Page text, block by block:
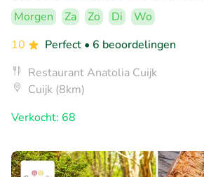
Morgen Za Zo Di
Wo
10
Perfect • 6 beoordelingen
Restaurant Anatolia Cuijk
Cuijk (8km)
Verkocht: 68